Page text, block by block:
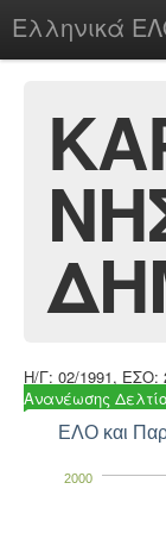
Ελληνικά
chesstu.be @
Login
Η/Γ: 02/1991, ΕΣΟ:
Ανανέωσης
ΕΛΟ και
2000